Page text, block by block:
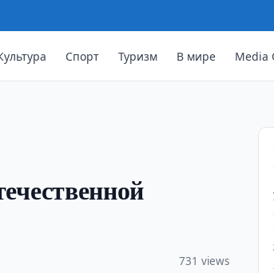
Спорт Туризм В мире Media
731 views